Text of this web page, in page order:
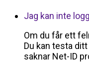
Jag kan inte
Om du får ett
Du kan testa
saknar Net-ID